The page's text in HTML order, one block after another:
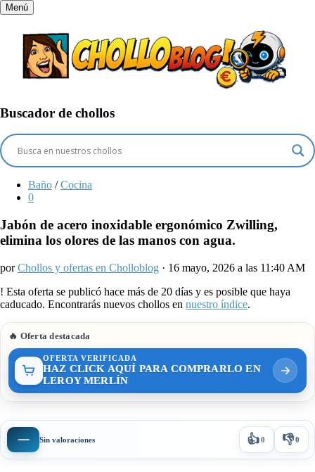
Menú
Buscador de chollos
Baño / Cocina
0
Jabón de acero inoxidable ergonómico Zwilling,
elimina los olores de las manos con agua.
porChollos y ofertas en Cholloblog · 16 mayo, 2026 a las 11:40 AM
! Esta oferta se publicó hace más de 20 días y es posible que haya
caducado. Encontrarás nuevos chollos en nuestro índice.
🔥 Oferta destacada
OFERTA VERIFICADA
HAZ CLICK AQUÍ PARA COMPRARLO EN
LEROY MERLÍN
— Sin valoraciones 👍0 👎0